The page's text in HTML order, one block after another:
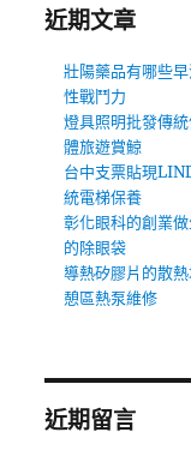
近期文章
壯陽藥品有哪些
性戰鬥力
燈具照明批發傳
體旅遊賞鯨
台中支票貼現
統電梯保養
彰化眼科的創業
的除眼袋
導熱矽膠片的散
憩區熱泵維修
近期留言